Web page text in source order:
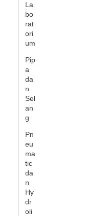
La
bo
rat
ori
um
Pip
a
da
n
Sel
an
g
Pn
eu
ma
tic
da
n
Hy
dr
oli